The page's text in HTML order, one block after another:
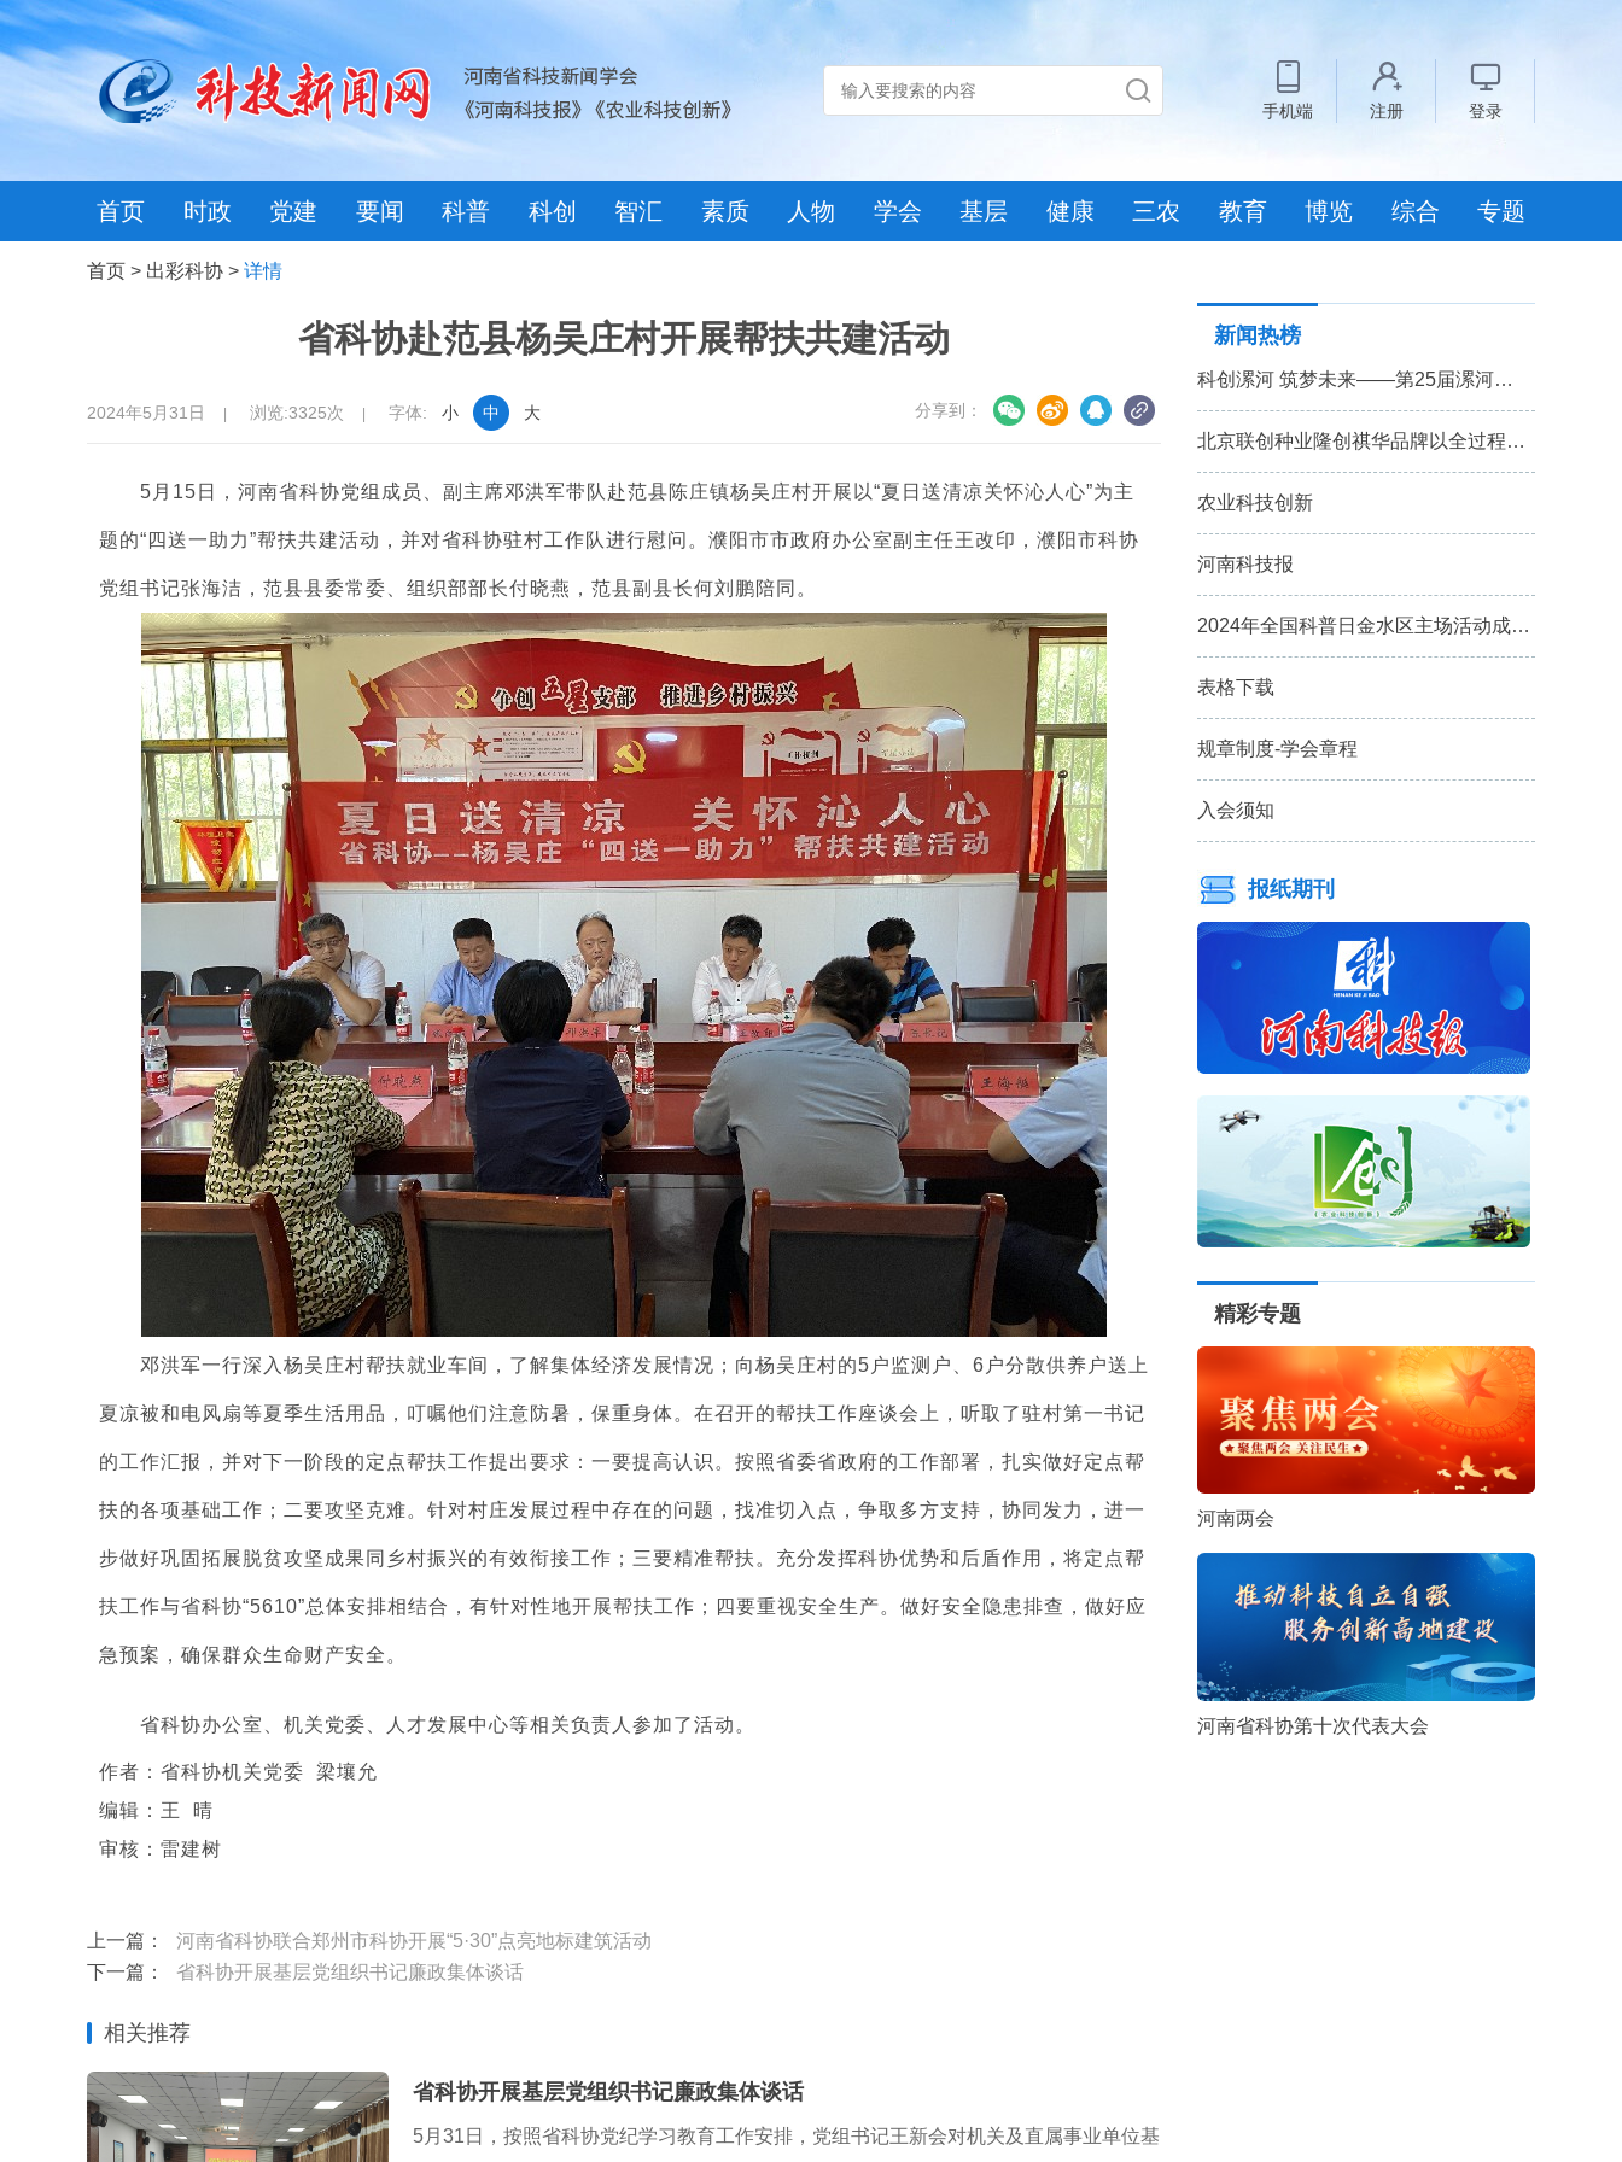
手机端 注册 登录
首页 时政 党建 要闻 科普 科创 智汇 素质 人物 学会 基层 健康 三农 教育 博览 综合 专题
首页 > 出彩科协 > 详情
省科协赴范县杨吴庄村开展帮扶共建活动
2024年5月31日 浏览:3325次 字体: 小 中 大 分享到：
5月15日，河南省科协党组成员、副主席邓洪军带队赴范县陈庄镇杨吴庄村开展以“夏日送清凉关怀沁人心”为主
题的“四送一助力”帮扶共建活动，并对省科协驻村工作队进行慰问。濮阳市市政府办公室副主任王改印，濮阳市科协
党组书记张海洁，范县县委常委、组织部部长付晓燕，范县副县长何刘鹏陪同。
邓洪军一行深入杨吴庄村帮扶就业车间，了解集体经济发展情况；向杨吴庄村的5户监测户、6户分散供养户送上
夏凉被和电风扇等夏季生活用品，叮嘱他们注意防暑，保重身体。在召开的帮扶工作座谈会上，听取了驻村第一书记
的工作汇报，并对下一阶段的定点帮扶工作提出要求：一要提高认识。按照省委省政府的工作部署，扎实做好定点帮
扶的各项基础工作；二要攻坚克难。针对村庄发展过程中存在的问题，找准切入点，争取多方支持，协同发力，进一
步做好巩固拓展脱贫攻坚成果同乡村振兴的有效衔接工作；三要精准帮扶。充分发挥科协优势和后盾作用，将定点帮
扶工作与省科协“5610”总体安排相结合，有针对性地开展帮扶工作；四要重视安全生产。做好安全隐患排查，做好应
急预案，确保群众生命财产安全。
省科协办公室、机关党委、人才发展中心等相关负责人参加了活动。
作者：省科协机关党委 梁壤允
编辑：王
晴
审核：雷建树
上一篇：
河南省科协联合郑州市科协开展“5·30”点亮地标建筑活动
下一篇：
省科协开展基层党组织书记廉政集体谈话
相关推荐
省科协开展基层党组织书记廉政集体谈话
5月31日，按照省科协党纪学习教育工作安排，党组书记王新会对机关及直属事业单位基
新闻热榜
科创漯河 筑梦未来——第25届漯河…
北京联创种业隆创祺华品牌以全过程…
农业科技创新
河南科技报
2024年全国科普日金水区主场活动成…
表格下载
规章制度-学会章程
入会须知
报纸期刊
精彩专题
河南两会
河南省科协第十次代表大会